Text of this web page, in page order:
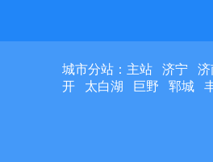
城市分站： 主站 济宁 济
开
太白湖 巨野 郓城